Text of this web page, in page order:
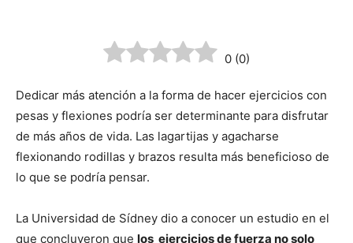
0 (0)
Dedicar más atención a la forma de hacer ejercicios con
pesas y flexiones podría ser determinante para disfrutar
de más años de vida. Las lagartijas y agacharse
flexionando rodillas y brazos resulta más beneficioso de
lo que se podría pensar.
La Universidad de Sídney dio a conocer un estudio en el
que concluyeron que los ejercicios de fuerza no solo